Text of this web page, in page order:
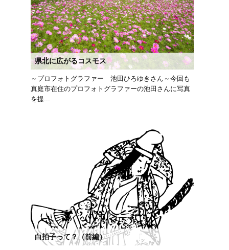
県北に広がるコスモス
～プロフォトグラファー 池田ひろゆきさん～今回も
真庭市在住のプロフォトグラファーの池田さんに写真
を提...
白拍子って？（前編）